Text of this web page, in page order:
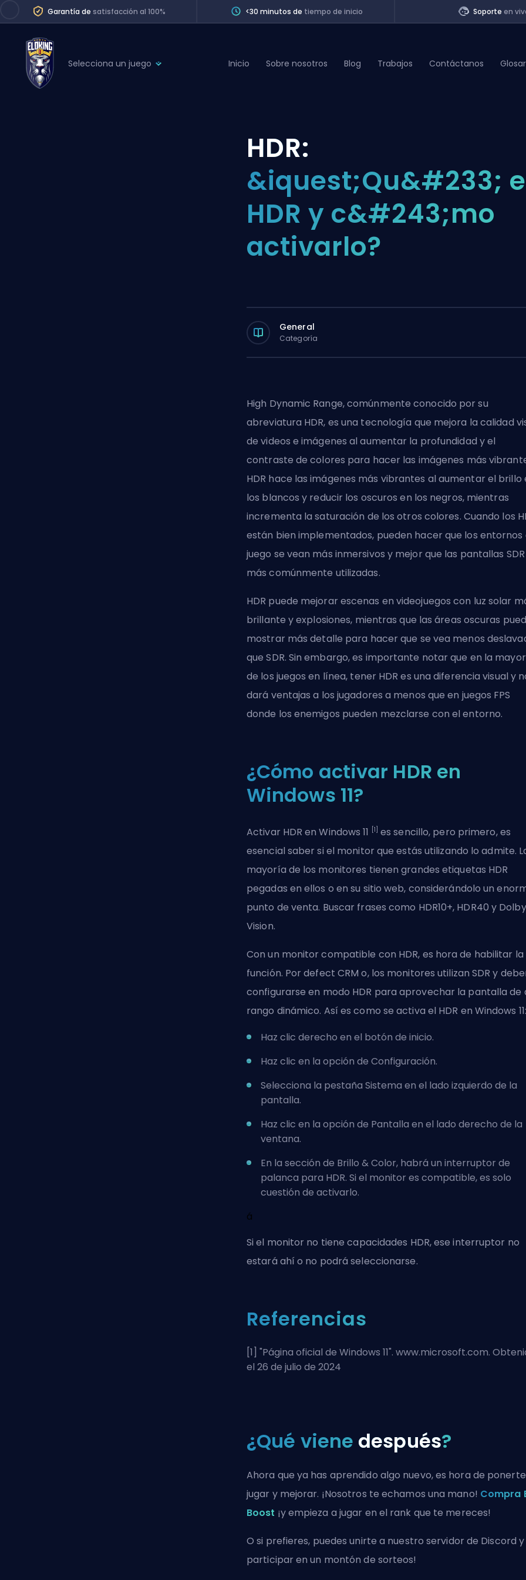
Garantía de satisfacción al 100% <30 minutos de tiempo de inicio Soporteen
Selecciona un juego
Division Boost
Teammate
Inicio Sobre nosotros Blog Trabajos Contáctanos
HDR:
&iquest;Qu&#233;
HDR y c&#243;mo
activarlo?
General
Categoría
High Dynamic Range, comúnmente conocido por su
abreviatura HDR, es una tecnología que mejora la calidad
de videos e imágenes al aumentar la profundidad y el
contraste de colores para hacer las imágenes más
HDR hace las imágenes más vibrantes al aumentar el brillo
los blancos y reducir los oscuros en los negros, mientras
incrementa la saturación de los otros colores. Cuando los
están bien implementados, pueden hacer que los entornos
juego se vean más inmersivos y mejor que las pantallas SDR
más comúnmente utilizadas.
HDR puede mejorar escenas en videojuegos con luz solar
brillante y explosiones, mientras que las áreas oscuras
mostrar más detalle para hacer que se vea menos
que SDR. Sin embargo, es importante notar que en la
de los juegos en línea, tener HDR es una diferencia visual y
dará ventajas a los jugadores a menos que en juegos FPS
donde los enemigos pueden mezclarse con el entorno.
¿Cómo activar HDR en
Windows 11?
Activar HDR en Windows 11 [1] es sencillo, pero primero, es
esencial saber si el monitor que estás utilizando lo admite.
mayoría de los monitores tienen grandes etiquetas HDR
pegadas en ellos o en su sitio web, considerándolo un
punto de venta. Buscar frases como HDR10+, HDR40 y Dolby
Vision.
Con un monitor compatible con HDR, es hora de habilitar la
función. Por defect CRM o, los monitores utilizan SDR y
configurarse en modo HDR para aprovechar la pantalla de
rango dinámico. Así es como se activa el HDR en Windows 11:
Haz clic derecho en el botón de inicio.
Haz clic en la opción de Configuración.
Selecciona la pestaña Sistema en el lado izquierdo de la
pantalla.
Haz clic en la opción de Pantalla en el lado derecho de la
ventana.
En la sección de Brillo & Color, habrá un interruptor de
palanca para HDR. Si el monitor es compatible, es solo
cuestión de activarlo.
á
Si el monitor no tiene capacidades HDR, ese interruptor no
estará ahí o no podrá seleccionarse.
Referencias
[1] "Página oficial de Windows 11". www.microsoft.com.
el 26 de julio de 2024
¿Qué viene después?
Ahora que ya has aprendido algo nuevo, es hora de
jugar y mejorar. ¡Nosotros te echamos una mano! Compra
Boost ¡y empieza a jugar en el rank que te mereces!
O si prefieres, puedesunirte a nuestro servidor de Discord y
participar en un montón de sorteos!